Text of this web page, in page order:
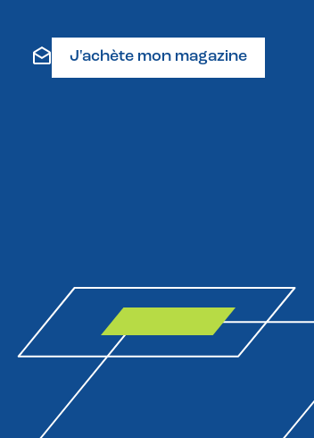
J'achète mon magazine